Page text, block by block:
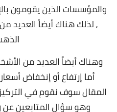
والمؤسسات الذين يقومون
, لذلك هناك أيضاً العديد
وهناك أيضاً العديد من
أما إرتفاع أو إنخفاض
المقال سوف نقوم في
وهو سؤال المتابعين عن